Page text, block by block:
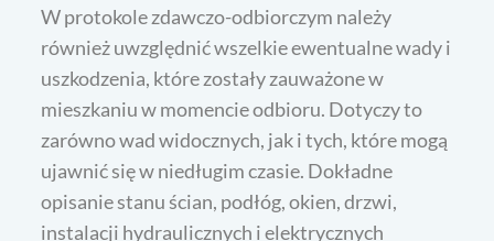
W protokole zdawczo-odbiorczym należy
również uwzględnić wszelkie ewentualne wady i
uszkodzenia, które zostały zauważone w
mieszkaniu w momencie odbioru. Dotyczy to
zarówno wad widocznych, jak i tych, które mogą
ujawnić się w niedługim czasie. Dokładne
opisanie stanu ścian, podłóg, okien, drzwi,
instalacji hydraulicznych i elektrycznych